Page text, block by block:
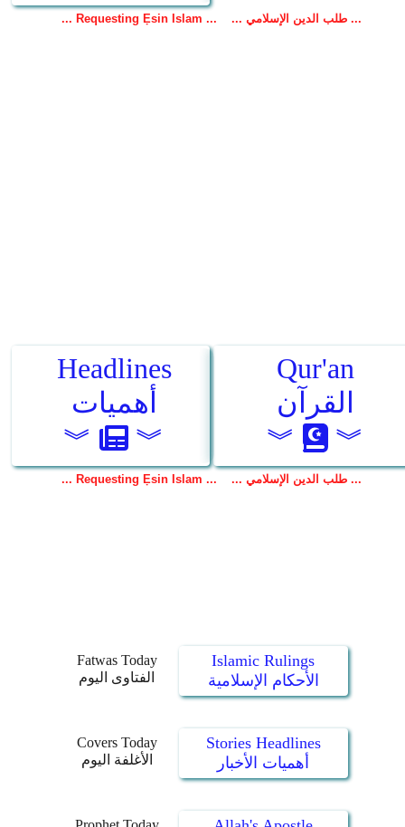
Fatwas Today
الفتاوى اليوم
Islamic Rulings
الأحكام الإسلامية
Covers Today
الأغلفة اليوم
Stories Headlines
أهميات الأخبار